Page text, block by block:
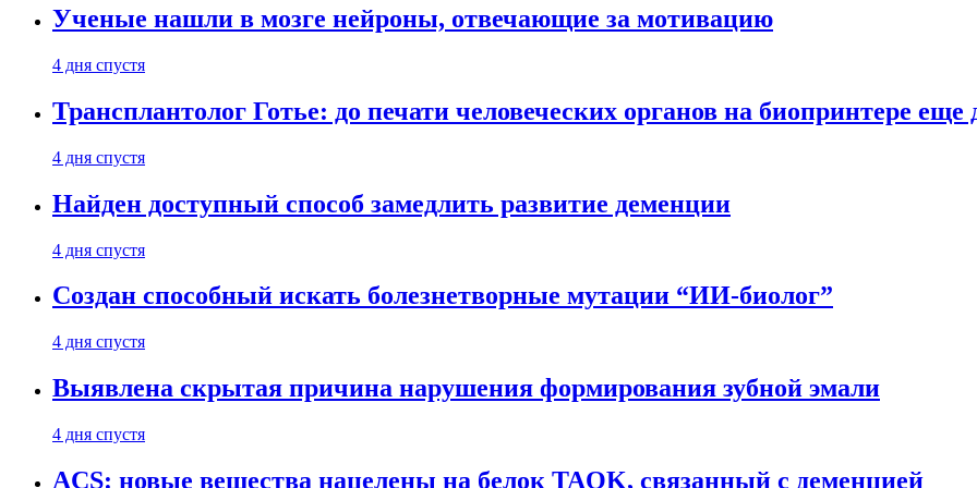
Ученые нашли в мозге нейроны, отвечающие за мотивацию
4 дня спустя
Трансплантолог Готье: до печати человеческих органов на биопринтере еще
4 дня спустя
Найден доступный способ замедлить развитие деменции
4 дня спустя
Создан способный искать болезнетворные мутации “ИИ-биолог”
4 дня спустя
Выявлена скрытая причина нарушения формирования зубной эмали
4 дня спустя
ACS: новые вещества нацелены на белок TAOK, связанный с деменцией